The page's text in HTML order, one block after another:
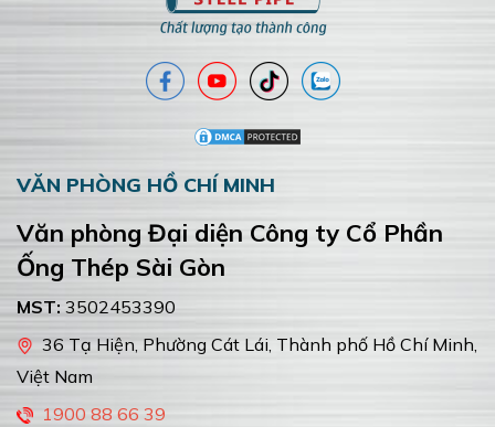
VĂN PHÒNG HỒ CHÍ MINH
Văn phòng Đại diện Công ty Cổ Phần
Ống Thép Sài Gòn
MST: 3502453390
36 Tạ Hiện, Phường Cát Lái, Thành phố Hồ Chí Minh,
Việt Nam
1900 88 66 39